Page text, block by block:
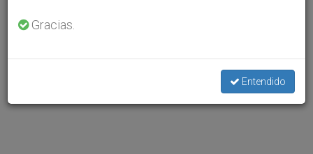
Gracias.
Entendido